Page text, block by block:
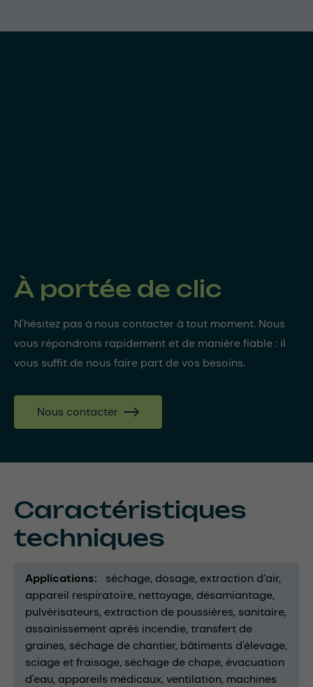
À portée de clic
N'hésitez pas à nous contacter à tout moment. Nous
vous répondrons rapidement et de manière fiable : il
vous suffit de nous faire part de vos besoins.
Nous contacter
Caractéristiques
techniques
Applications séchage dosage extraction d’air
appareil respiratoire nettoyage désamiantage
pulvérisateurs extraction de poussières sanitaire
assainissement après incendie transfert de
graines séchage de chantier bâtiments d'élevage
sciage et fraisage séchage de chape évacuation
d'eau appareils médicaux ventilation machines